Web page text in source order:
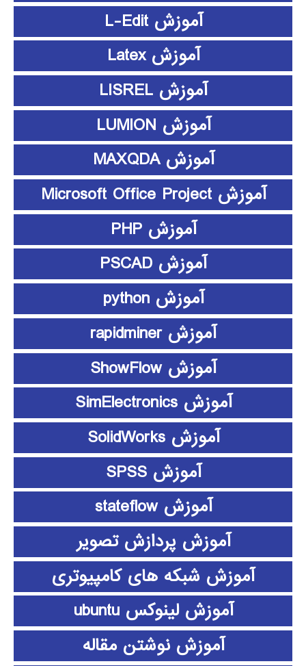
آموزش L-Edit
آموزش Latex
آموزش LISREL
آموزش LUMION
آموزش MAXQDA
آموزش Microsoft Office Project
آموزش PHP
آموزش PSCAD
آموزش python
آموزش rapidminer
آموزش ShowFlow
آموزش SimElectronics
آموزش SolidWorks
آموزش SPSS
آموزش stateflow
آموزش پردازش تصویر
آموزش شبکه های کامپیوتری
آموزش لینوکس ubuntu
آموزش نوشتن مقاله